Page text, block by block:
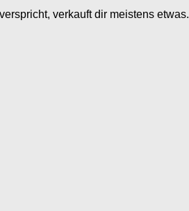
verkauft dir meistens etwas.